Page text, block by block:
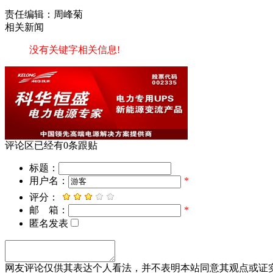
责任编辑：周峰菊
相关新闻
没有关键字相关信息!
评论区已经有0条跟贴
标题：
用户名：
*
评分：
邮 箱：
*
匿名发表
网友评论仅供其表达个人看法，并不表明本站同意其观点或证